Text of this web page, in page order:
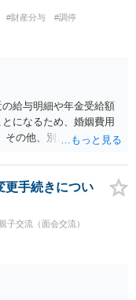
#財産分与
#調停
給与明細や年金受給額
になるため、婚姻費用
その他、別居の経緯、質
更手続きについ
子交流（面会交流）